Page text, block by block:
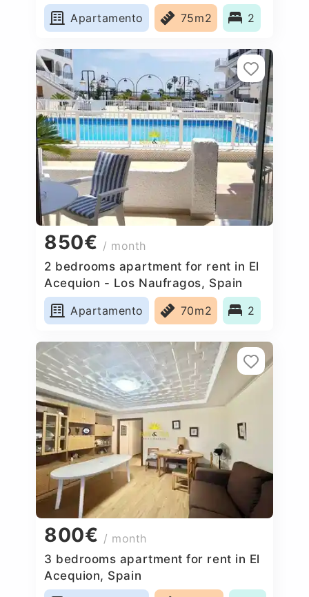
Apartamento
75m2 2
850€ / month
2 bedrooms apartment for rent in El
Acequion - Los Naufragos, Spain
Apartamento
70m2 2
800€ / month
3 bedrooms apartment for rent in El
Acequion, Spain